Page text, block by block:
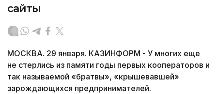
сайты
МОСКВА. 29 января. КАЗИНФОРМ - У многих еще
не стерлись из памяти годы первых кооператоров и
так называемой «братвы», «крышевавшей»
зарождающихся предпринимателей.